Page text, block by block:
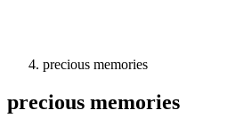
precious memories
precious memories